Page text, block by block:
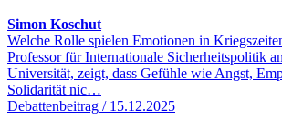
Simon Koschut
Welche Rolle spielen Emotionen in
Professor für Internationale Sicherheitspolitik
Universität, zeigt, dass Gefühle wie Angst,
Solidarität nic…
Debattenbeitrag / 15.12.2025